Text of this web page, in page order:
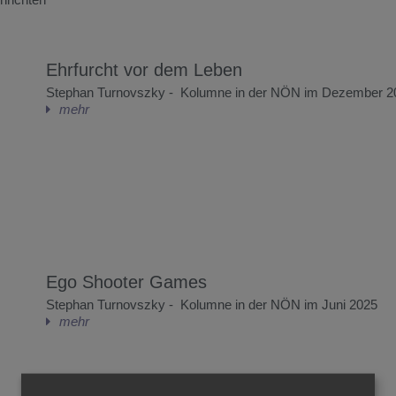
Ehrfurcht vor dem Leben
Stephan Turnovszky - Kolumne in der NÖN im Dezember
mehr
Ego Shooter Games
Stephan Turnovszky - Kolumne in der NÖN im Juni 2025
mehr